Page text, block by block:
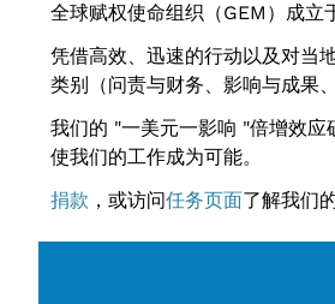
全球赋权使命组织（GEM）成立
凭借高效、迅速的行动以及对当
类别（问责与财务、影响与成果
我们的 "一美元一影响 "倍增效应
使我们的工作成为可能。
捐款 ，或访问任务页面了解我们